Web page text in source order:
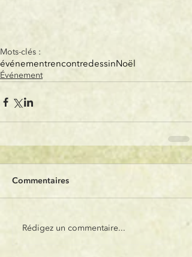
Mots-clés :
événementrencontredessinNoël
Événement
Commentaires
Rédigez un commentaire...